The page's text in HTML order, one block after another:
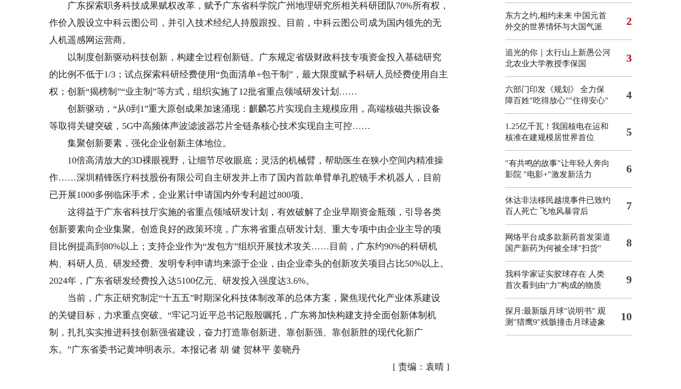
广东探索职务科技成果赋权改革，赋予广东省科学院广州地理研究所相关科研团队70%所有权，
作价入股设立中科云图公司，并引入技术经纪人持股跟投。目前，中科云图公司成为国内领先的无
人机遥感网运营商。
以制度创新驱动科技创新，构建全过程创新链。广东规定省级财政科技专项资金投入基础研究
的比例不低于1/3；试点探索科研经费使用“负面清单+包干制”，最大限度赋予科研人员经费使用自主
权；创新“揭榜制”“业主制”等方式，组织实施了12批省重点领域研发计划……
创新驱动，“从0到1”重大原创成果加速涌现：麒麟芯片实现自主规模应用，高端核磁共振设备
等取得关键突破，5G中高频体声波滤波器芯片全链条核心技术实现自主可控……
集聚创新要素，强化企业创新主体地位。
10倍高清放大的3D裸眼视野，让细节尽收眼底；灵活的机械臂，帮助医生在狭小空间内精准操
作……深圳精锋医疗科技股份有限公司自主研发并上市了国内首款单臂单孔腔镜手术机器人，目前
已开展1000多例临床手术，企业累计申请国内外专利超过800项。
这得益于广东省科技厅实施的省重点领域研发计划，有效破解了企业早期资金瓶颈，引导各类
创新要素向企业集聚。创造良好的政策环境，广东将省重点研发计划、重大专项中由企业主导的项
目比例提高到80%以上；支持企业作为“发包方”组织开展技术攻关……目前，广东约90%的科研机
构、科研人员、研发经费、发明专利申请均来源于企业，由企业牵头的创新攻关项目占比50%以上。
2024年，广东省研发经费投入达5100亿元、研发投入强度达3.6%。
当前，广东正研究制定“十五五”时期深化科技体制改革的总体方案，聚焦现代化产业体系建设
的关键目标，力求重点突破。“牢记习近平总书记殷殷嘱托，广东将加快构建支持全面创新体制机
制，扎扎实实推进科技创新强省建设，奋力打造靠创新进、靠创新强、靠创新胜的现代化新广
东。”广东省委书记黄坤明表示。本报记者 胡 健 贺林平 姜晓丹
[ 责编：袁晴 ]
东方之约,相约未来 中国元首
外交的世界情怀与大国气派
2
追光的你｜太行山上新愚公河
北农业大学教授李保国
3
六部门印发《规划》 全力保
障百姓"吃得放心""住得安心"
4
1.25亿千瓦！我国核电在运和
核准在建规模居世界首位
5
"有共鸣的故事"让年轻人奔向
影院 "电影+"激发新活力 6
休达非法移民越境事件已致约
百人死亡 飞地风暴背后 7
网络平台成多款新药首发渠道
国产新药为何被全球"扫货"
8
我科学家证实胶球存在 人类
首次看到由“力”构成的物质
9
探月:最新版月球"说明书" 观
测"猎鹰9"残骸撞击月球迹象
10